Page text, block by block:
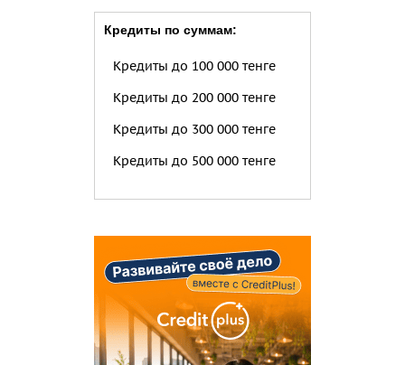
Кредиты по суммам:
Кредиты до 100 000 тенге
Кредиты до 200 000 тенге
Кредиты до 300 000 тенге
Кредиты до 500 000 тенге